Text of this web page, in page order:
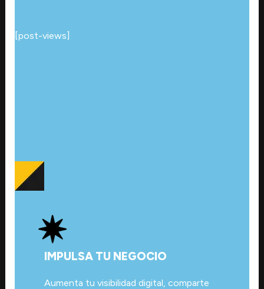
[post-views]
IMPULSA TU NEGOCIO
Aumenta tu visibilidad digital, comparte